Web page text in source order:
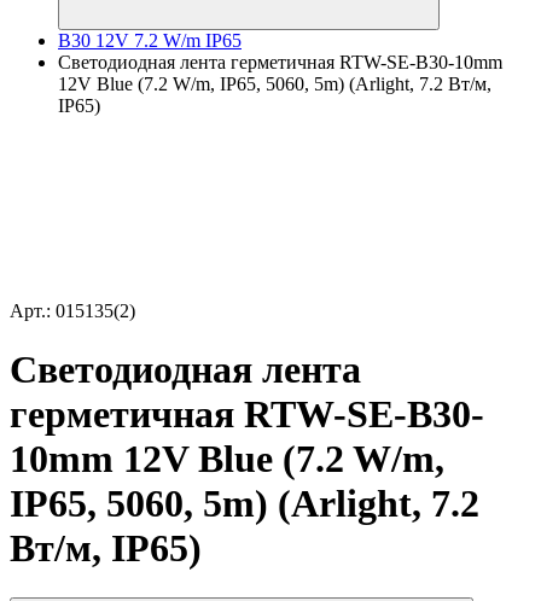
B30 12V 7.2 W/m IP65
Светодиодная лента герметичная RTW-SE-B30-10mm
12V Blue (7.2 W/m, IP65, 5060, 5m) (Arlight, 7.2 Вт/м,
IP65)
Арт.: 015135(2)
Светодиодная лента
герметичная RTW-SE-B30-
10mm 12V Blue (7.2 W/m,
IP65, 5060, 5m) (Arlight, 7.2
Вт/м, IP65)